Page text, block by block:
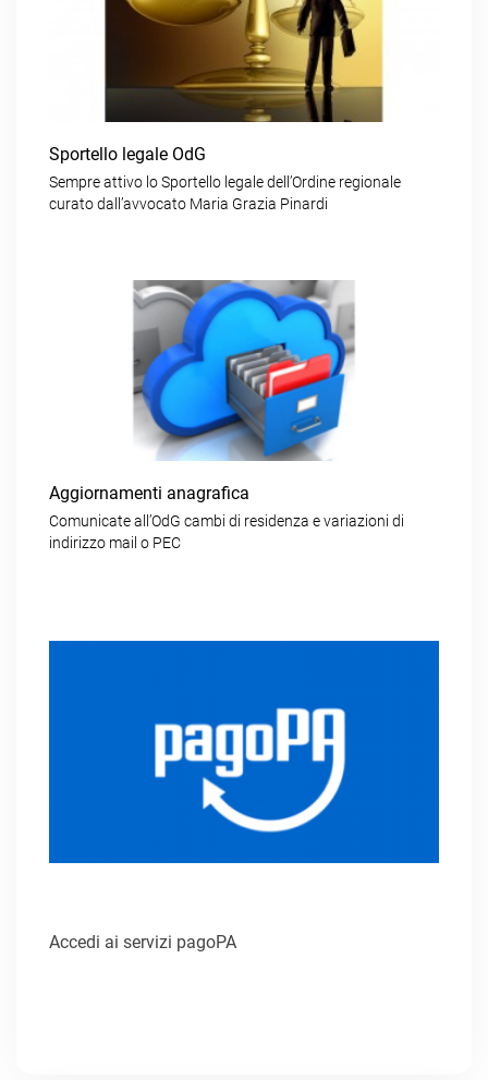
Sportello legale OdG
Sempre attivo lo Sportello legale dell’Ordine regionale
curato dall’avvocato Maria Grazia Pinardi
Aggiornamenti anagrafica
Comunicate all’OdG cambi di residenza e variazioni di
indirizzo mail o PEC
Accedi ai servizi pagoPA